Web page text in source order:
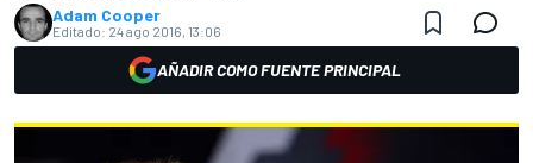
Adam Cooper
Editado: 24 ago 2016, 13:06
AÑADIR COMO FUENTE PRINCIPAL